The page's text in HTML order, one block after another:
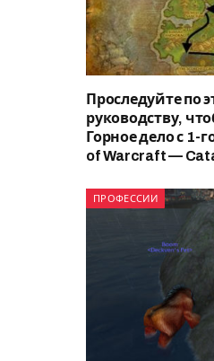
Проследуйте по
руководству,
Горное дело с 1-
of Warcraft —
ПРОФЕССИИ